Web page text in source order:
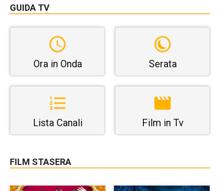
GUIDA TV
Ora in Onda Serata
Lista Canali Film in Tv
FILM STASERA